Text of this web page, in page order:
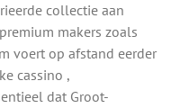
collectie aan
makers zoals
voert op afstand eerder
cassino ,
dat Groot-